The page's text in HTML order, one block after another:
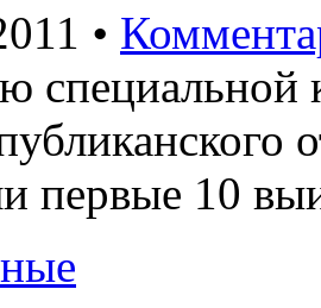
•
специальной
первые 10